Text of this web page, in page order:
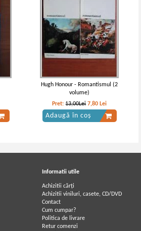
Hugh Honour - Romantismul (2
volume)
Pret:13,00Lei 7,80 Lei
Adaugă în coș
Informatii utile
Achizitii cărți
Achizitii viniluri, casete, CD/DVD
Contact
Cum cumpar?
Politica de livrare
Retur comenzi